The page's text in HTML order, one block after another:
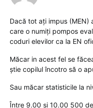
Dacă tot ați impus
care o numiți pompos
coduri elevilor ca la EN
Măcar in acest fel se
știe copilul încotro să o
Sau măcar statisticile la
Între 9.00 si 10.00 500